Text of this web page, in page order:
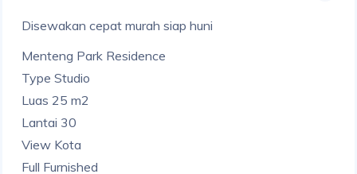
Disewakan cepat murah siap huni
Menteng Park Residence
Type Studio
Luas 25 m2
Lantai 30
View Kota
Full Furnished